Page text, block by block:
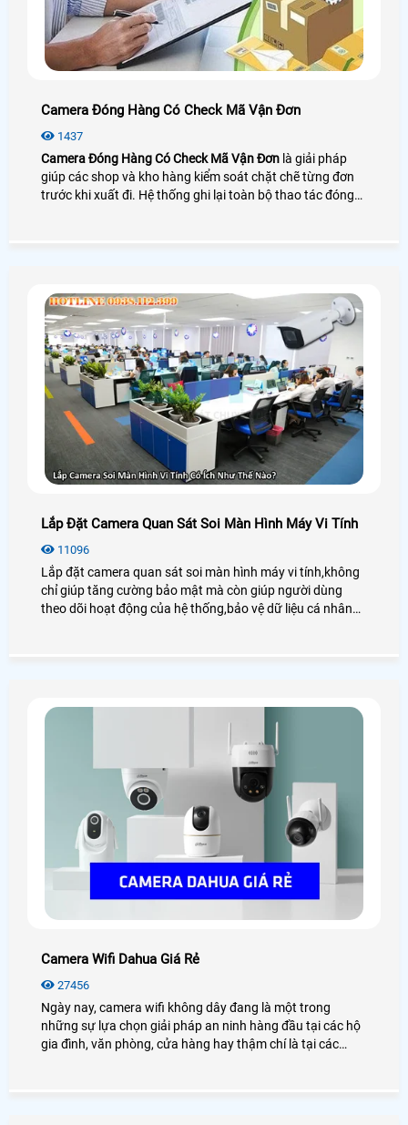
Camera Đóng Hàng Có Check Mã Vận Đơn
1437
Camera Đóng Hàng Có Check Mã Vận Đơn là giải pháp
giúp các shop và kho hàng kiểm soát chặt chẽ từng đơn
trước khi xuất đi. Hệ thống ghi lại toàn bộ thao tác đóng
Lắp Đặt Camera Quan Sát Soi Màn Hình Máy Vi Tính
11096
Lắp đặt camera quan sát soi màn hình máy vi tính,không
chỉ giúp tăng cường bảo mật mà còn giúp người dùng
theo dõi hoạt động của hệ thống,bảo vệ dữ liệu cá nhân
Camera Wifi Dahua Giá Rẻ
27456
Ngày nay, camera wifi không dây đang là một trong
những sự lựa chọn giải pháp an ninh hàng đầu tại các hộ
gia đình, văn phòng, cửa hàng hay thậm chí là tại các